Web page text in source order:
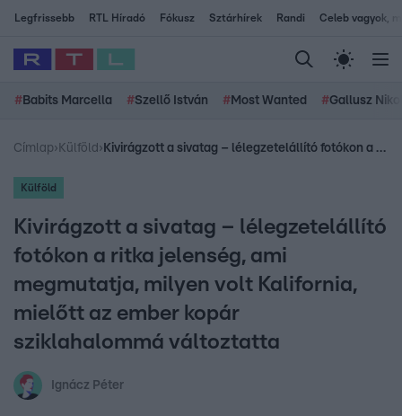
Legfrissebb RTL Híradó Fókusz Sztárhírek Randi Celeb vagyok,
# Babits Marcella #Szellő István # Most Wanted #Gallusz
Címlap› Külföld › Kivirágzott a sivatag – lélegzetelállító fotókon a ritka jelenség, ami megmutatja, milyen volt Kalifornia, mielőtt az ember kopár sziklahalommá változtatta
Külföld
Kivirágzott a sivatag – lélegzetelállító
fotókon a ritka jelenség, ami
megmutatja, milyen volt Kalifornia,
mielőtt az ember kopár
sziklahalommá változtatta
Ignácz Péter